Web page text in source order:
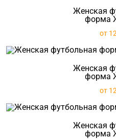
Женская
форма
от
Женская
форма
от
Женская
форма